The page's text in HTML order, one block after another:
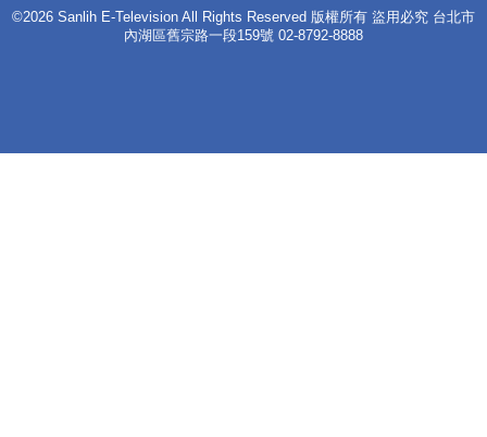
©2026 Sanlih E-Television All Rights Reserved 版權所有 盜用必究 台北市
內湖區舊宗路一段159號 02-8792-8888